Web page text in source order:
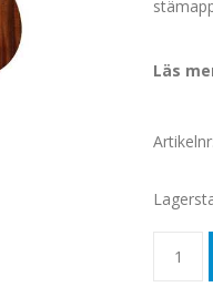
Läs
Artikelnr: